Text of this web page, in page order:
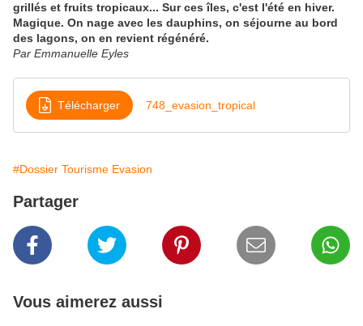
grillés et fruits tropicaux... Sur ces îles, c'est l'été en hiver.
Magique. On nage avec les dauphins, on séjourne au bord
des lagons, on en revient régénéré.
Par Emmanuelle Eyles
Télécharger 748_evasion_tropical
#Dossier Tourisme Evasion
Partager
Vous aimerez aussi